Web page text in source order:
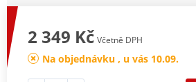
2 349 Kč Včetně DPH
Na objednávku , u vás 10.09.